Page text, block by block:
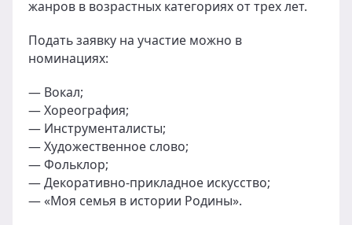
жанров в возрастных категориях от трех лет.
Подать заявку на участие можно в
номинациях:
— Вокал;
— Хореография;
— Инструменталисты;
— Художественное слово;
— Фольклор;
— Декоративно-прикладное искусство;
— «Моя семья в истории Родины».